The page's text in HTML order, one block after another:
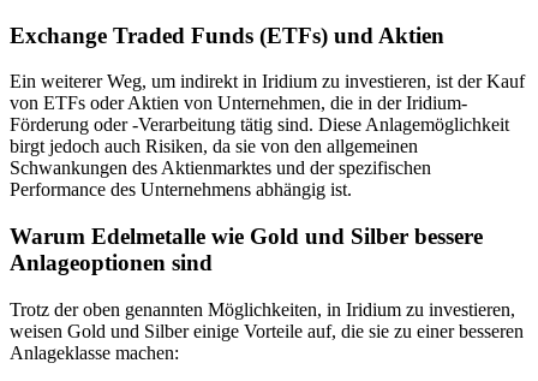
Exchange Traded Funds (ETFs) und Aktien
Ein weiterer Weg, um indirekt in Iridium zu investieren, ist der Kauf
von ETFs oder Aktien von Unternehmen, die in der Iridium-
Förderung oder -Verarbeitung tätig sind. Diese Anlagemöglichkeit
birgt jedoch auch Risiken, da sie von den allgemeinen
Schwankungen des Aktienmarktes und der spezifischen
Performance des Unternehmens abhängig ist.
Warum Edelmetalle wie Gold und Silber bessere
Anlageoptionen sind
Trotz der oben genannten Möglichkeiten, in Iridium zu investieren,
weisen Gold und Silber einige Vorteile auf, die sie zu einer besseren
Anlageklasse machen: